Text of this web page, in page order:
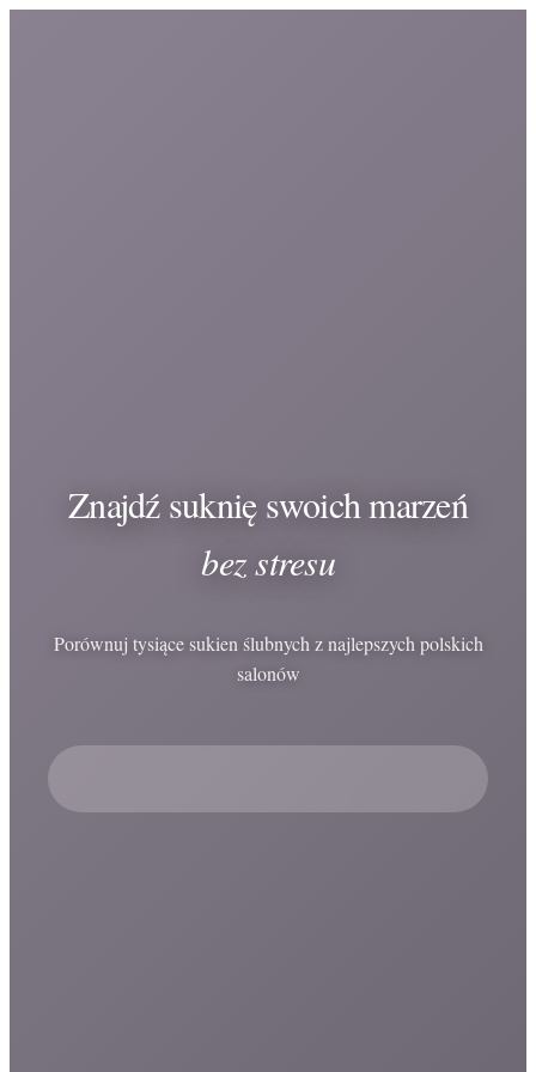
Znajdź suknię swoich marzeń
bez stresu
Porównuj tysiące sukien ślubnych z najlepszych polskich
salonów